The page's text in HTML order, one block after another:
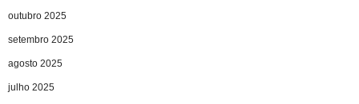
outubro 2025
setembro 2025
agosto 2025
julho 2025